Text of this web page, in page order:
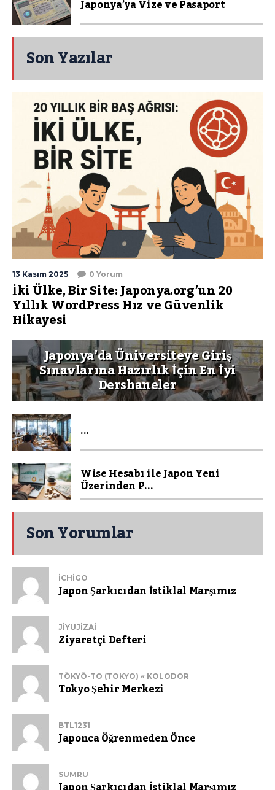
Japonya’ya Vize ve Pasaport
Son Yazılar
13 Kasım 2025 0 Yorum
İki Ülke, Bir Site: Japonya.org’un 20
Yıllık WordPress Hız ve Güvenlik
Hikayesi
Japonya’da Üniversiteye Giriş
Sınavlarına Hazırlık İçin En İyi
Dershaneler
...
Wise Hesabı ile Japon Yeni
Üzerinden P...
Son Yorumlar
ICHIGO
Japon Şarkıcıdan İstiklal Marşımız
JIYUJIZAI
Ziyaretçi Defteri
TŌKYŌ-TO (TOKYO) « KOLODOR
Tokyo Şehir Merkezi
BTL1231
Japonca Öğrenmeden Önce
SUMRU